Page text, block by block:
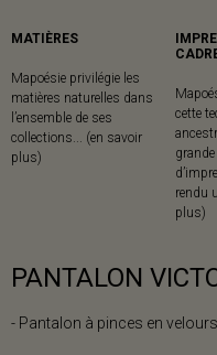
MATIÈRES
Mapoésie privilégie les
matières naturelles dans
l’ensemble de ses
collections... (en savoir
plus)
cette
rendu
plus)
PANTALON
- Pantalon à pinces en